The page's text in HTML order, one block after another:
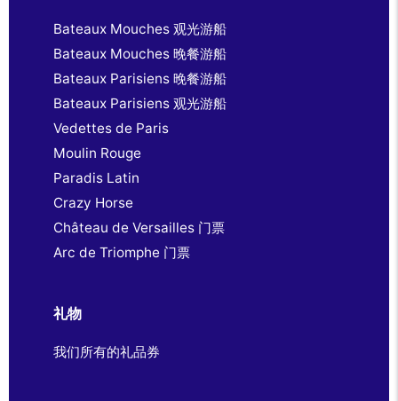
Bateaux Mouches 观光游船
Bateaux Mouches 晚餐游船
Bateaux Parisiens 晚餐游船
Bateaux Parisiens 观光游船
Vedettes de Paris
Moulin Rouge
Paradis Latin
Crazy Horse
Château de Versailles 门票
Arc de Triomphe 门票
礼物
我们所有的礼品券